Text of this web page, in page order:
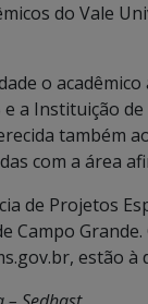
do Vale
o
e a Instituição
também
com a área
de Projetos
Campo
estão